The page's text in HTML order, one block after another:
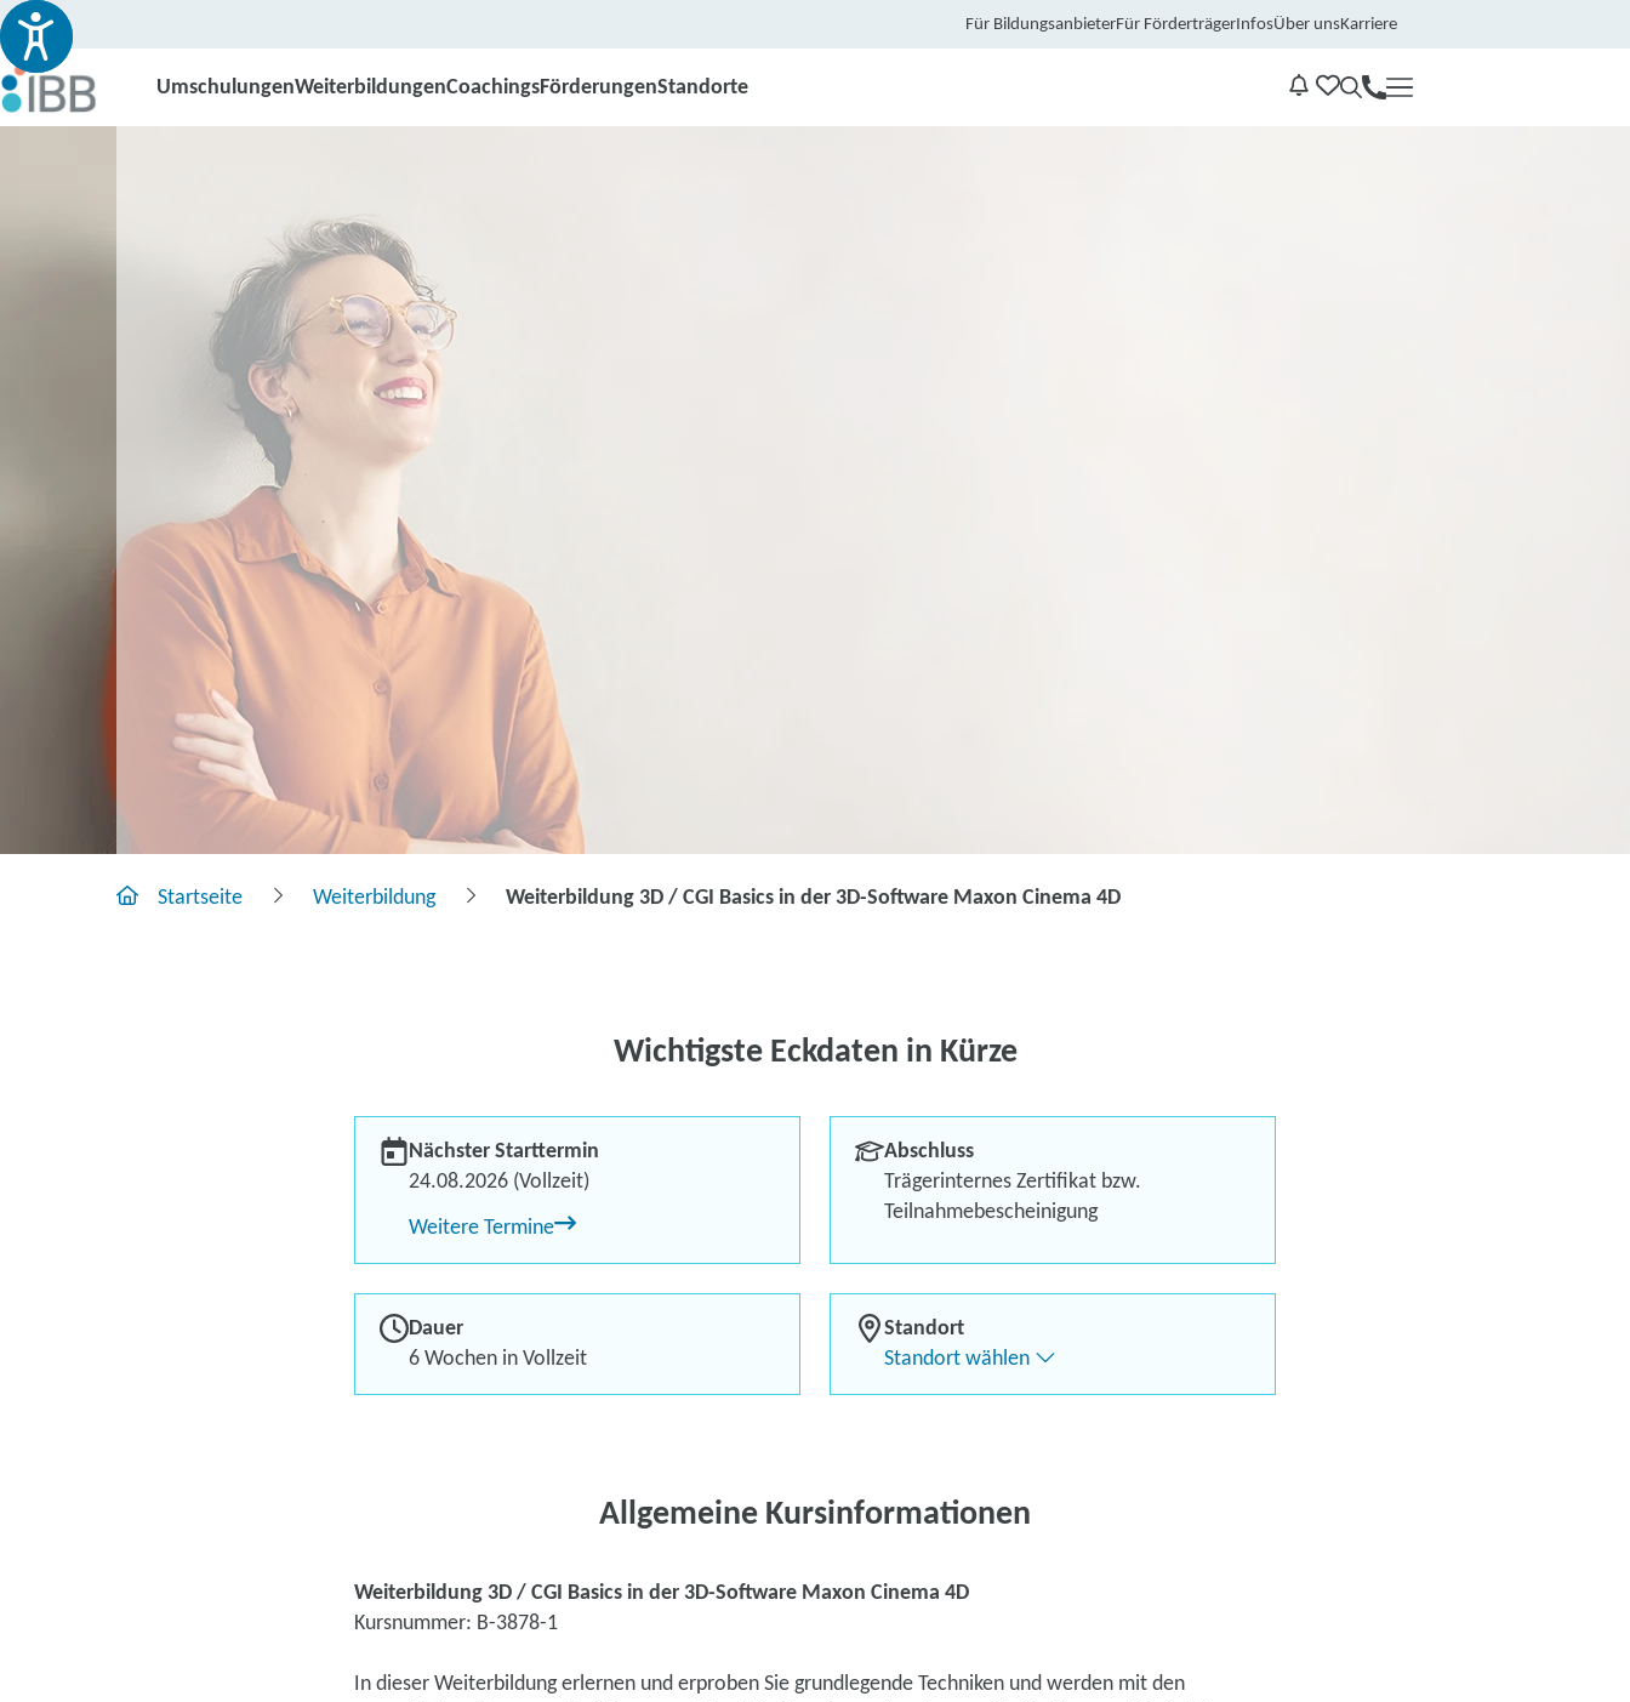
Für BildungsanbieterFür FörderträgerInfosÜber unsKarriere
UmschulungenWeiterbildungenCoachingsFörderungenStandorte
Kontakt
3D-Software Maxon Cinema 4D
Praxisbezogene Inhalte
Top-Perspektiven in attraktiven Berufsfeldern
Gute Chancen auch für (Quer-)Einsteiger
Startseite Weiterbildung Weiterbildung 3D / CGI Basics in der 3D-Software Maxon Cinema 4D
Wichtigste Eckdaten in Kürze
Nächster Starttermin
24.08.2026 (Vollzeit)
Weitere Termine
Abschluss
Trägerinternes Zertifikat bzw.
Teilnahmebescheinigung
Dauer
6 Wochen in Vollzeit
Standort
Standort wählen
Allgemeine Kursinformationen
Weiterbildung 3D / CGI Basics in der 3D-Software Maxon Cinema 4D
Kursnummer: B-3878-1
In dieser Weiterbildung erlernen und erproben Sie grundlegende Techniken und werden mit den